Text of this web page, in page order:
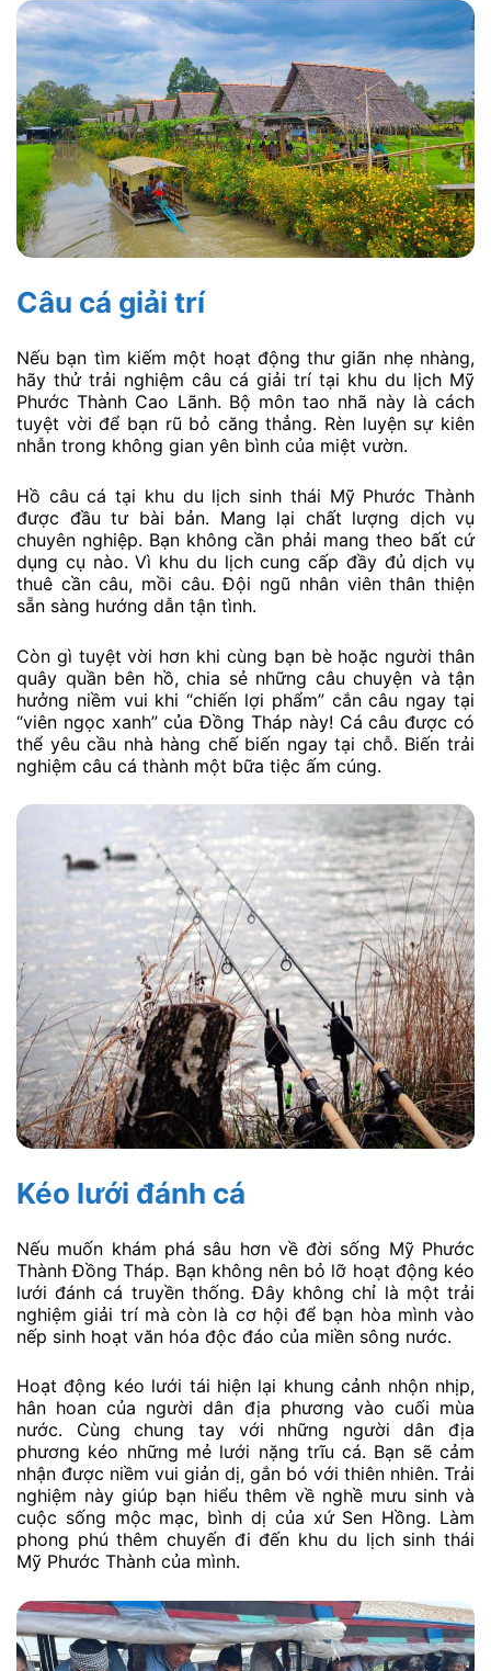
Câu cá giải trí
Nếu bạn tìm kiếm một hoạt động thư giãn nhẹ nhàng,
hãy thử trải nghiệm câu cá giải trí tại khu du lịch Mỹ
Phước Thành Cao Lãnh. Bộ môn tao nhã này là cách
tuyệt vời để bạn rũ bỏ căng thẳng. Rèn luyện sự kiên
nhẫn trong không gian yên bình của miệt vườn.
Hồ câu cá tại khu du lịch sinh thái Mỹ Phước Thành
được đầu tư bài bản. Mang lại chất lượng dịch vụ
chuyên nghiệp. Bạn không cần phải mang theo bất cứ
dụng cụ nào. Vì khu du lịch cung cấp đầy đủ dịch vụ
thuê cần câu, mồi câu. Đội ngũ nhân viên thân thiện
sẵn sàng hướng dẫn tận tình.
Còn gì tuyệt vời hơn khi cùng bạn bè hoặc người thân
quây quần bên hồ, chia sẻ những câu chuyện và tận
hưởng niềm vui khi “chiến lợi phẩm” cắn câu ngay tại
“viên ngọc xanh” của Đồng Tháp này! Cá câu được có
thể yêu cầu nhà hàng chế biến ngay tại chỗ. Biến trải
nghiệm câu cá thành một bữa tiệc ấm cúng.
Kéo lưới đánh cá
Nếu muốn khám phá sâu hơn về đời sống Mỹ Phước
Thành Đồng Tháp. Bạn không nên bỏ lỡ hoạt động kéo
lưới đánh cá truyền thống. Đây không chỉ là một trải
nghiệm giải trí mà còn là cơ hội để bạn hòa mình vào
nếp sinh hoạt văn hóa độc đáo của miền sông nước.
Hoạt động kéo lưới tái hiện lại khung cảnh nhộn nhịp,
hân hoan của người dân địa phương vào cuối mùa
nước. Cùng chung tay với những người dân địa
phương kéo những mẻ lưới nặng trĩu cá. Bạn sẽ cảm
nhận được niềm vui giản dị, gắn bó với thiên nhiên. Trải
nghiệm này giúp bạn hiểu thêm về nghề mưu sinh và
cuộc sống mộc mạc, bình dị của xứ Sen Hồng. Làm
phong phú thêm chuyến đi đến khu du lịch sinh thái
Mỹ Phước Thành của mình.